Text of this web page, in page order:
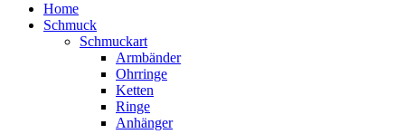
Home
Schmuck
Schmuckart
Armbänder
Ohrringe
Ketten
Ringe
Anhänger